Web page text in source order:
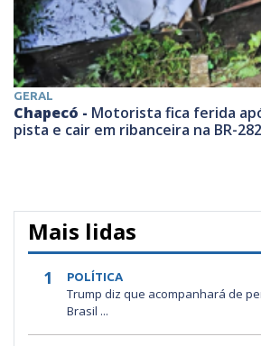
GERAL
Chapecó - Motorista fica ferida
pista e cair em ribanceira na BR-282
Mais lidas
1 POLÍTICA
Trump diz que acompanhará de
Brasil ...